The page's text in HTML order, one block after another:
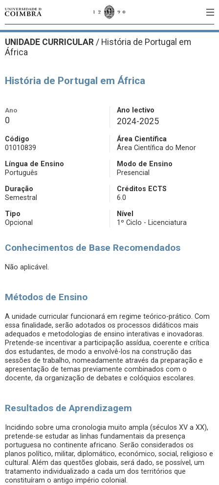
UNIDADE CURRICULAR / História de Portugal em
África
História de Portugal em África
Ano
0
Ano lectivo
2024-2025
Código
01010839
Área Científica
Área Científica do Menor
Língua de Ensino
Português
Modo de Ensino
Presencial
Duração
Semestral
Créditos ECTS
6.0
Tipo
Opcional
Nível
1º Ciclo - Licenciatura
Conhecimentos de Base Recomendados
Não aplicável.
Métodos de Ensino
A unidade curricular funcionará em regime teórico-prático. Com
essa finalidade, serão adotados os processos didáticos mais
adequados e metodologias de ensino interativas e inovadoras.
Pretende-se incentivar a participação assídua, coerente e crítica
dos estudantes, de modo a envolvê-los na construção das
sessões de trabalho, nomeadamente através da preparação e
apresentação de temas previamente combinados com o
docente, da organização de debates e colóquios escolares.
Resultados de Aprendizagem
Incidindo sobre uma cronologia muito ampla (séculos XV a XX),
pretende-se estudar as linhas fundamentais da presença
portuguesa no continente africano. Serão considerados os
planos político, militar, diplomático, económico, social, religioso e
cultural. Além das questões globais, será dado, se possível, um
tratamento individualizado a cada um dos territórios que
constituíram o antigo império colonial.